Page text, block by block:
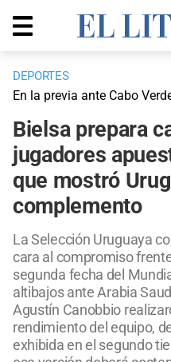
DEPORTES
En la previa ante Cabo
Bielsa prepara
jugadores
que mostró
complemento
La Selección Uruguaya
cara al compromiso
segunda fecha del
altibajos ante Arabia
Agustín Canobbio
rendimiento del equipo,
exhibida en el segundo